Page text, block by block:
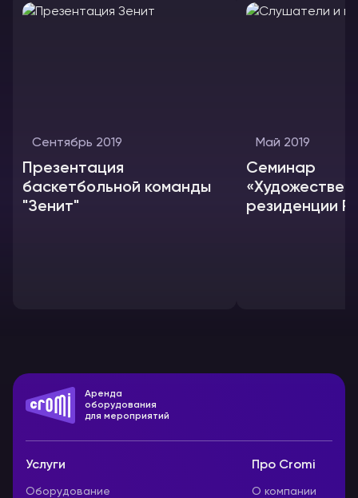
Сентябрь 2019
Презентация
баскетбольной команды
"Зенит"
Май 2019
Семинар
резиденции
Аренда
оборудования
для мероприятий
Услуги
Оборудование
Про Cromi
О компании